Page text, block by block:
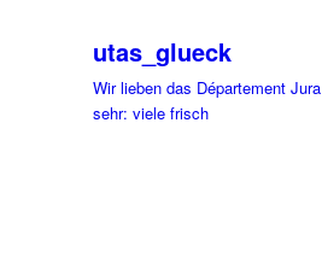
utas_glueck
Wir lieben das Département Jura
sehr: viele frisch